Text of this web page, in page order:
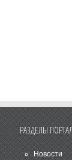
РАЗДЕЛЫ
Новости